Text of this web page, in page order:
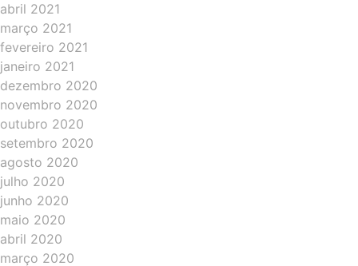
abril 2021
março 2021
fevereiro 2021
janeiro 2021
dezembro 2020
novembro 2020
outubro 2020
setembro 2020
agosto 2020
julho 2020
junho 2020
maio 2020
abril 2020
março 2020